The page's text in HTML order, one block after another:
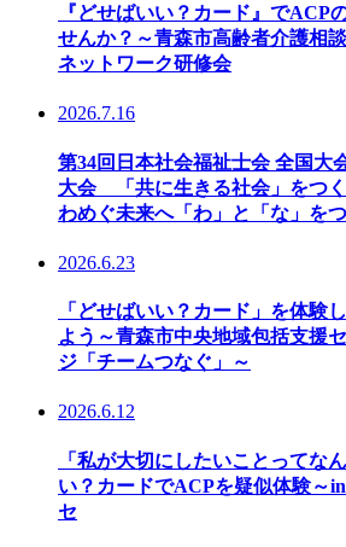
『どせばいい？カード』でACP
せんか？～青森市高齢者介護相
ネットワーク研修会
2026.7.16
第34回日本社会福祉士会 全国大
大会 「共に生きる社会」をつ
わめぐ未来へ「わ」と「な」を
2026.6.23
「どせばいい？カード」を体験
よう～青森市中央地域包括支援
ジ「チームつなぐ」～
2026.6.12
「私が大切にしたいことってな
い？カードでACPを疑似体験～
セ